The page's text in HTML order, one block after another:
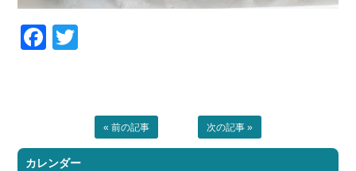
Facebook
« 前の記事 次の記事 »
カレンダー